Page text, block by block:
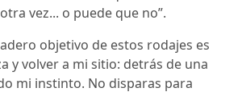
vez... o puede que no”.
objetivo de estos rodajes es
y volver a mi sitio: detrás de una
mi instinto. No disparas para